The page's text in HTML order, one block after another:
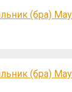
(бра)
(бра)